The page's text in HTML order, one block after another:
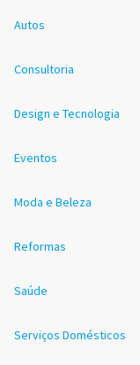
Autos
Consultoria
Design e Tecnologia
Eventos
Moda e Beleza
Reformas
Saúde
Serviços Domésticos